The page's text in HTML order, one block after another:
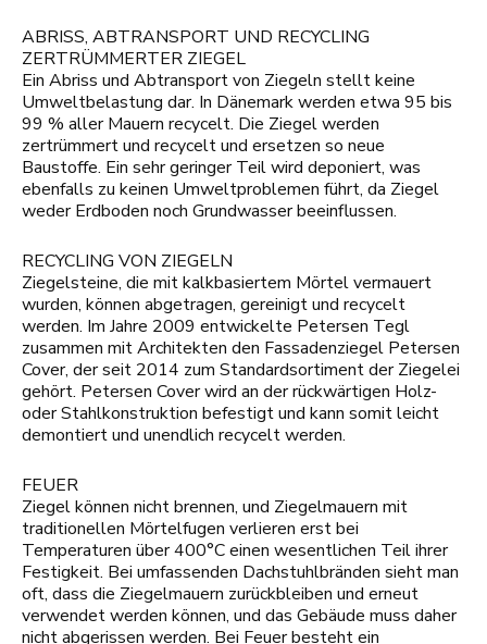
ABRISS, ABTRANSPORT UND RECYCLING
ZERTRÜMMERTER ZIEGEL
Ein Abriss und Abtransport von Ziegeln stellt keine
Umweltbelastung dar. In Dänemark werden etwa 95 bis
99 % aller Mauern recycelt. Die Ziegel werden
zertrümmert und recycelt und ersetzen so neue
Baustoffe. Ein sehr geringer Teil wird deponiert, was
ebenfalls zu keinen Umweltproblemen führt, da Ziegel
weder Erdboden noch Grundwasser beeinflussen.
RECYCLING VON ZIEGELN
Ziegelsteine, die mit kalkbasiertem Mörtel vermauert
wurden, können abgetragen, gereinigt und recycelt
werden. Im Jahre 2009 entwickelte Petersen Tegl
zusammen mit Architekten den Fassadenziegel Petersen
Cover, der seit 2014 zum Standardsortiment der Ziegelei
gehört. Petersen Cover wird an der rückwärtigen Holz-
oder Stahlkonstruktion befestigt und kann somit leicht
demontiert und unendlich recycelt werden.
FEUER
Ziegel können nicht brennen, und Ziegelmauern mit
traditionellen Mörtelfugen verlieren erst bei
Temperaturen über 400°C einen wesentlichen Teil ihrer
Festigkeit. Bei umfassenden Dachstuhlbränden sieht man
oft, dass die Ziegelmauern zurückbleiben und erneut
verwendet werden können, und das Gebäude muss daher
nicht abgerissen werden. Bei Feuer besteht ein